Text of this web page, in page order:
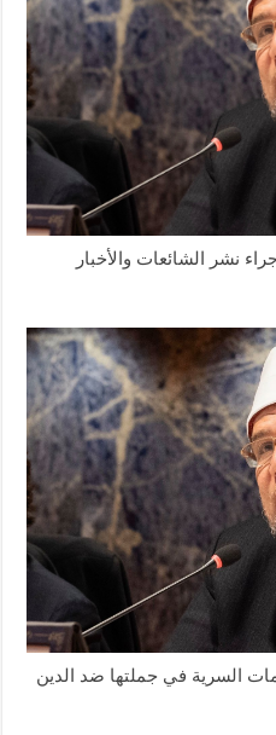
نشر الشائعات والأخبار
السرية في جملتها ضد الدين